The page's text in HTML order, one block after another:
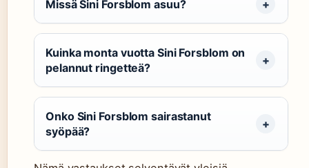
Missä Sini Forsblom asuu?
Kuinka monta vuotta Sini Forsblom on
pelannut ringetteä?
Onko Sini Forsblom sairastanut
syöpää?